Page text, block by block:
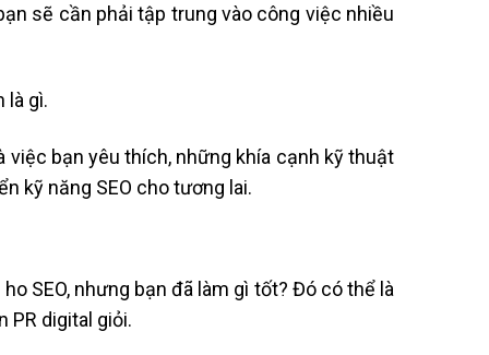
sẽ cần phải tập trung vào công việc nhiều
là gì.
bạn yêu thích, những khía cạnh kỹ thuật
kỹ năng SEO cho tương lai.
SEO, nhưng bạn đã làm gì tốt? Đó có thể là
PR digital giỏi.